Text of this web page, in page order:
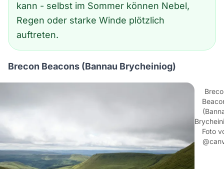
kann - selbst im Sommer können Nebel,
Regen oder starke Winde plötzlich
auftreten.
Brecon Beacons (Bannau Brycheiniog)
Foto